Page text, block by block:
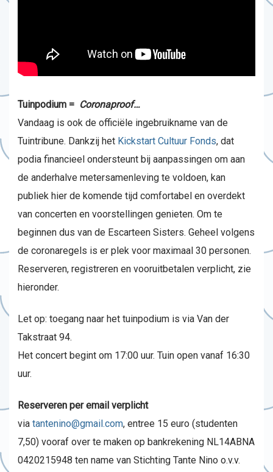
Tuinpodium = Coronaproof…
Vandaag is ook de officiële ingebruikname van de
Tuintribune. Dankzij het Kickstart Cultuur Fonds, dat
podia financieel ondersteunt bij aanpassingen om aan
de anderhalve metersamenleving te voldoen, kan
publiek hier de komende tijd comfortabel en overdekt
van concerten en voorstellingen genieten. Om te
beginnen dus van de Escarteen Sisters. Geheel volgens
de coronaregels is er plek voor maximaal 30 personen.
Reserveren, registreren en vooruitbetalen verplicht, zie
hieronder.
Let op: toegang naar het tuinpodium is via Van der
Takstraat 94.
Het concert begint om 17:00 uur. Tuin open vanaf 16:30
uur.
Reserveren per email verplicht
via tantenino@gmail.com, entree 15 euro (studenten
7,50) vooraf over te maken op bankrekening NL14ABNA
0420215948 ten name van Stichting Tante Nino o.v.v.